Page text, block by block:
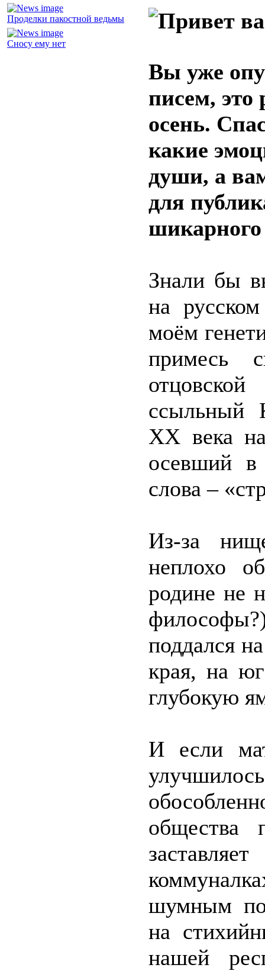
Проделки пакостной ведьмы
Сносу ему нет
Вы уже
писем, это
осень.
какие
души, а
для
Знали бы
на
моём
примесь
ссыльный
XX века
осевший
слова –
Из-за
неплохо
родине не
поддался
края, на
глубокую
И если
шумным
на
нашей